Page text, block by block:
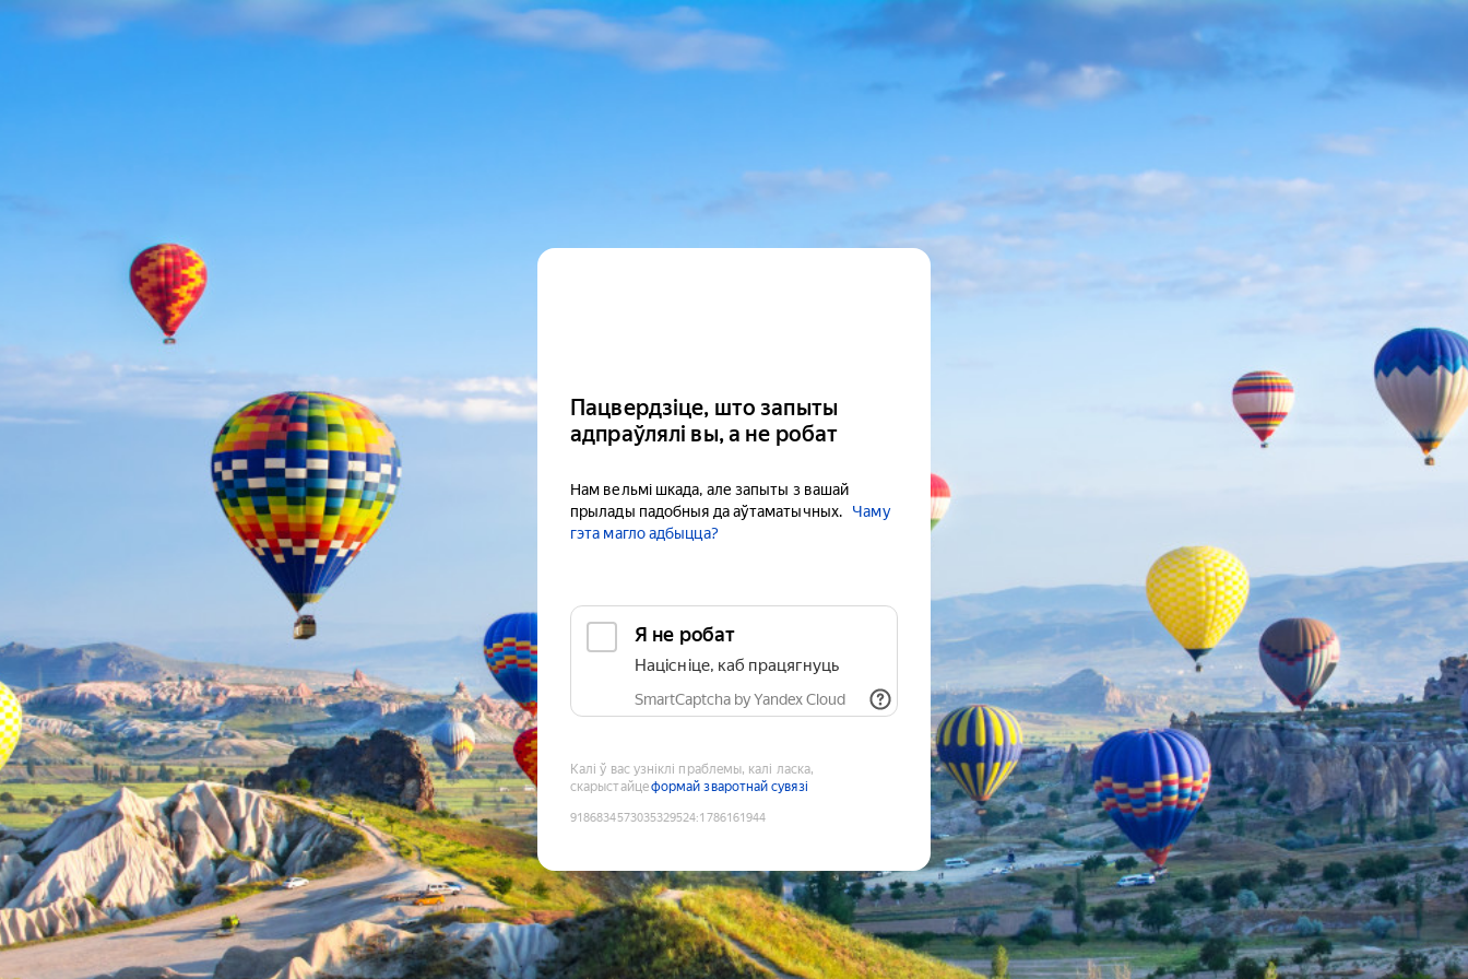
Пацвердзіце, што запыты
адпраўлялі вы, а не робат
Нам вельмі шкада, але запыты з вашай
прылады падобныя да аўтаматычных.
Чаму
гэта магло адбыцца?
Я не робат
Націсніце, каб працягнуць
SmartCaptcha by Yandex Cloud
Калі ў вас узніклі праблемы, калі ласка,
скарыстайцеформай зваротнай сувязі
9186834573035329524:1786161944